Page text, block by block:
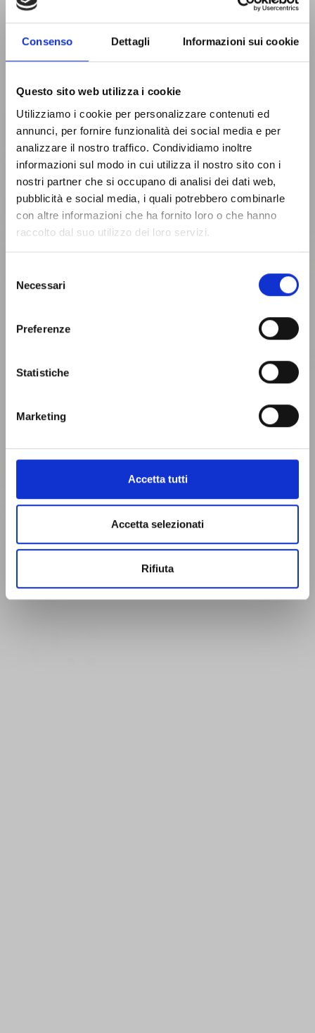
Consenso Dettagli Informazioni sui cookie
Questo sito web utilizza i cookie
Utilizziamo i cookie per personalizzare contenuti ed
annunci, per fornire funzionalità dei social media e per
analizzare il nostro traffico. Condividiamo inoltre
informazioni sul modo in cui utilizza il nostro sito con i
nostri partner che si occupano di analisi dei dati web,
pubblicità e social media, i quali potrebbero combinarle
con altre informazioni che ha fornito loro o che hanno
raccolto dal suo utilizzo dei loro servizi.
delNecessari
Preferenze
Statistiche
Marketing
Accetta tutti
Accetta selezionati
Rifiuta
Pulitori per Chips
DCC – DRYCLEANER
FOR CHIPS
La macchina dcc – drycleaner for chips è progettata
dalla macchina. Questa operazione di pulizia è
ottenuta mediante l'azione combinata di vibrazione
Scarica la scheda tecnica